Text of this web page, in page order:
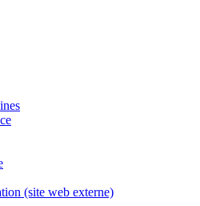
(site web externe)